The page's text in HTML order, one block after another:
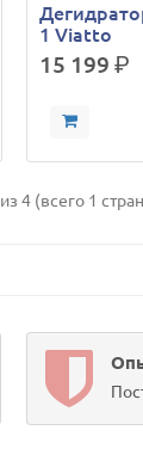
1 Viatto
15 199 р.
4 (всего 1